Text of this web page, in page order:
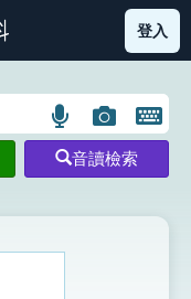
部首索引表圖示
登入
語
言
搜
示
圖
片
搜
開
鍵
圖
音讀檢索